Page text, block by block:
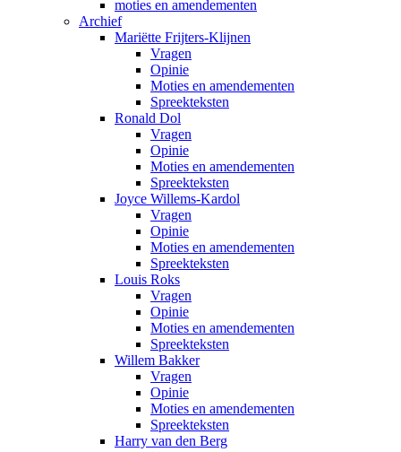
moties en amendementen
Archief
Mariëtte Frijters-Klijnen
Vragen
Opinie
Moties en amendementen
Spreekteksten
Ronald Dol
Vragen
Opinie
Moties en amendementen
Spreekteksten
Joyce Willems-Kardol
Vragen
Opinie
Moties en amendementen
Spreekteksten
Louis Roks
Vragen
Opinie
Moties en amendementen
Spreekteksten
Willem Bakker
Vragen
Opinie
Moties en amendementen
Spreekteksten
Harry van den Berg